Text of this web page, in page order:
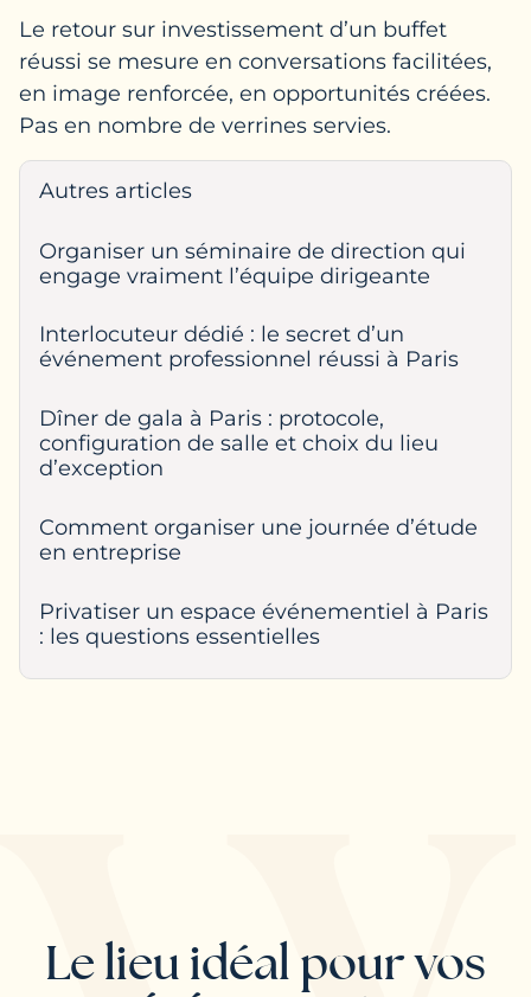
Le retour sur investissement d’un buffet
réussi se mesure en conversations facilitées,
en image renforcée, en opportunités créées.
Pas en nombre de verrines servies.
Autres articles
Organiser un séminaire de direction qui
engage vraiment l’équipe dirigeante
Interlocuteur dédié : le secret d’un
événement professionnel réussi à Paris
Dîner de gala à Paris : protocole,
configuration de salle et choix du lieu
d’exception
Comment organiser une journée d’étude
en entreprise
Privatiser un espace événementiel à Paris
: les questions essentielles
Le lieu idéal pour vos